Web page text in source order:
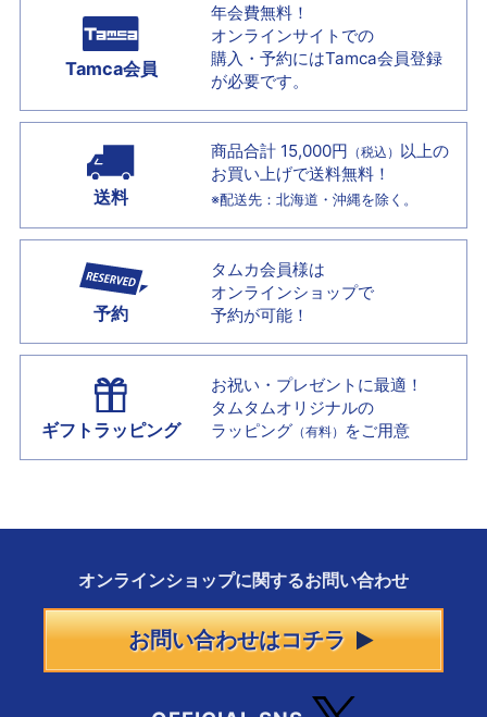
Tamca会員
年会費無料！
オンラインサイトでの
購入・予約にはTamca会員登録
が必要です。
送料
商品合計 15,000円 （税込） 以上の
お買い上げで送料無料！
※配送先：北海道・沖縄を除く。
予約
タムカ会員様は
オンラインショップで
予約が可能！
ギフトラッピング
お祝い・プレゼントに最適！
タムタムオリジナルの
ラッピング （有料） をご用意
オンラインショップに関するお問い合わせ
お問い合わせはコチラ